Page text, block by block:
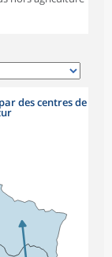
des centres de